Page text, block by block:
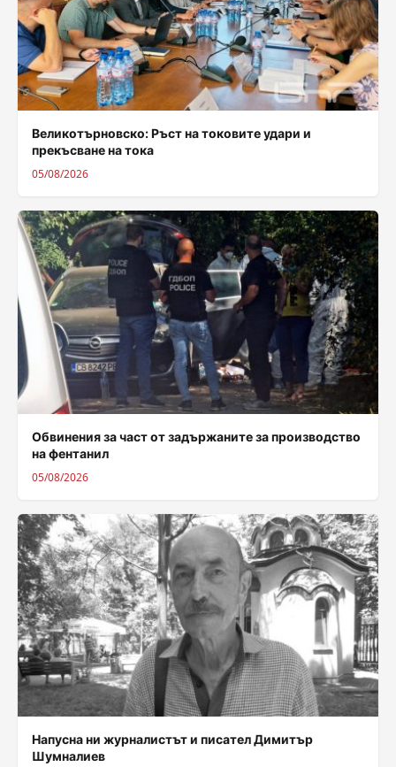
Великотърновско: Ръст на токовите удари и
прекъсване на тока
05/08/2026
Обвинения за част от задържаните за производство
на фентанил
05/08/2026
Напусна ни журналистът и писател Димитър
Шумналиев